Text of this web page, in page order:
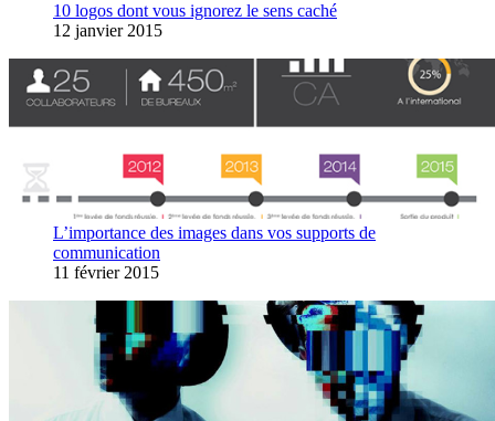
10 logos dont vous ignorez le sens caché
12 janvier 2015
L’importance des images dans vos supports de
communication
11 février 2015